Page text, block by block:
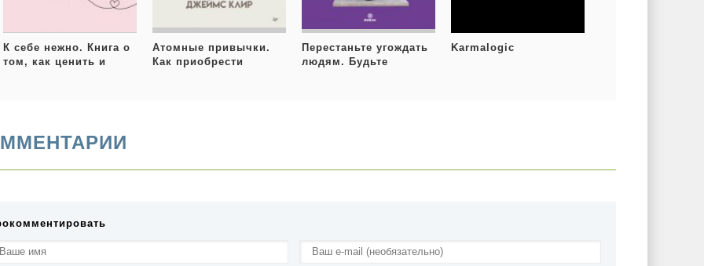
К себе нежно. Книга о
том, как ценить и
Атомные привычки.
Как приобрести
Перестаньте угождать
людям. Будьте
Karmalogic